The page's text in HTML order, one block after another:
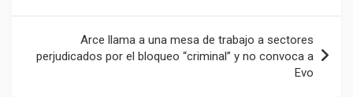
entradas
Arce llama a una mesa de trabajo a sectores
perjudicados por el bloqueo “criminal” y no convoca a
Evo